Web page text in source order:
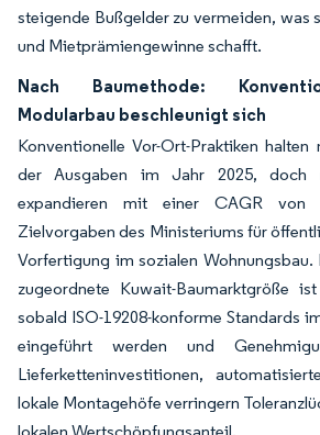
steigende Bußgelder zu vermeiden, was
und Mietprämiengewinne schafft.
Nach Baumethode:
Modularbau beschleunigt sich
Konventionelle Vor-Ort-Praktiken
der Ausgaben im Jahr 2025, doch
expandieren mit einer CAGR
Zielvorgaben des Ministeriums für
Vorfertigung im sozialen
zugeordnete Kuwait-Baumarktgröße
sobald ISO-19208-konforme Standards
eingeführt werden und
Lieferketteninvestitionen,
lokale Montagehöfe verringern